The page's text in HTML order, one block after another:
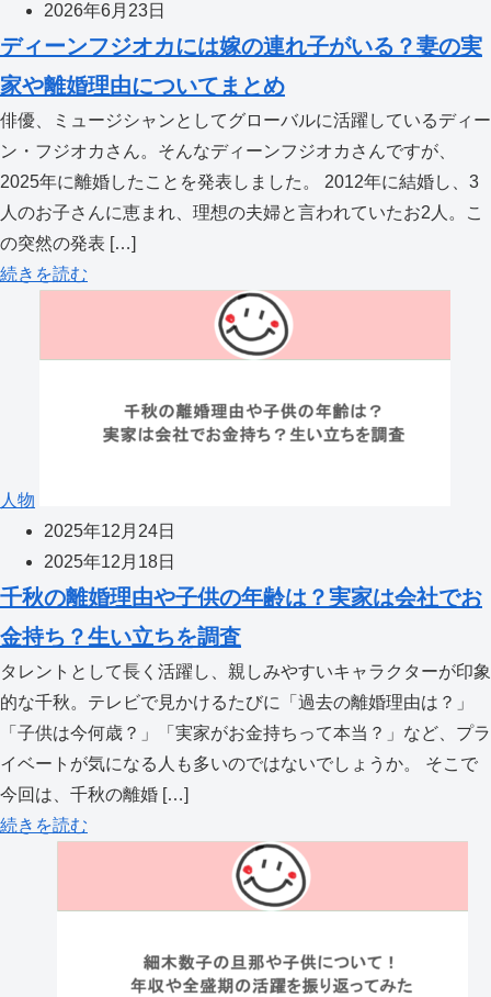
2026年6月23日
ディーンフジオカには嫁の連れ子がいる？妻の実
家や離婚理由についてまとめ
俳優、ミュージシャンとしてグローバルに活躍しているディー
ン・フジオカさん。そんなディーンフジオカさんですが、
2025年に離婚したことを発表しました。 2012年に結婚し、3
人のお子さんに恵まれ、理想の夫婦と言われていたお2人。こ
の突然の発表 […]
続きを読む
人物
2025年12月24日
2025年12月18日
千秋の離婚理由や子供の年齢は？実家は会社でお
金持ち？生い立ちを調査
タレントとして長く活躍し、親しみやすいキャラクターが印象
的な千秋。テレビで見かけるたびに「過去の離婚理由は？」
「子供は今何歳？」「実家がお金持ちって本当？」など、プラ
イベートが気になる人も多いのではないでしょうか。 そこで
今回は、千秋の離婚 […]
続きを読む